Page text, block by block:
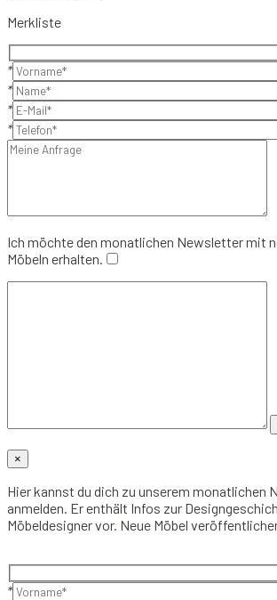
Merkliste
*
*
*
*
Ich möchte den monatlichen Newsletter mit
Möbeln erhalten.
×
Hier kannst du dich zu unserem monatlichen
anmelden. Er enthält Infos zur
Möbeldesigner vor. Neue Möbel
*